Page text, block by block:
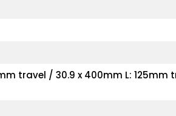
travel / 30.9 x 400mm L: 125mm